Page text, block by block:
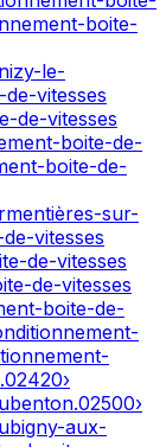
boite-
le-
vitesses
de-vitesses
boite-de-
boite-de-
sur-
vitesses
de-vitesses
de-vitesses
boite-de-
.02420›
.02500›
aux-